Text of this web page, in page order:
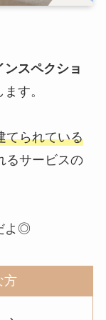
スペクショ
す。
てられている
るサービスの
よ◎
方